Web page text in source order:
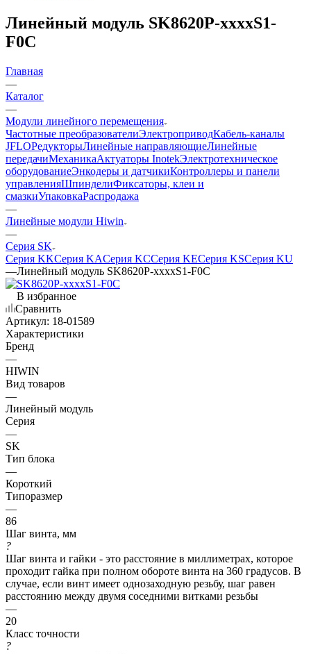
Линейный модуль SK8620P-xxxxS1-
F0C
Главная
—
Каталог
—
Модули линейного перемещения
Частотные преобразователиЭлектроприводКабель-каналы
JFLOРедукторыЛинейные направляющиеЛинейные
передачиМеханикаАктуаторы InotekЭлектротехническое
оборудованиеЭнкодеры и датчикиКонтроллеры и панели
управленияШпинделиФиксаторы, клеи и
смазкиУпаковкаРаспродажа
—
Линейные модули Hiwin
—
Серия SK
Серия KKСерия KAСерия KCСерия KEСерия KSСерия KU
—Линейный модуль SK8620P-xxxxS1-F0C
В избранное
Сравнить
Артикул: 18-01589
Характеристики
Бренд
—
HIWIN
Вид товаров
—
Линейный модуль
Серия
—
SK
Тип блока
—
Короткий
Типоразмер
—
86
Шаг винта, мм
?
Шаг винта и гайки - это расстояние в миллиметрах, которое
проходит гайка при полном обороте винта на 360 градусов. В
случае, если винт имеет однозаходную резьбу, шаг равен
расстоянию между двумя соседними витками резьбы
—
20
Класс точности
?